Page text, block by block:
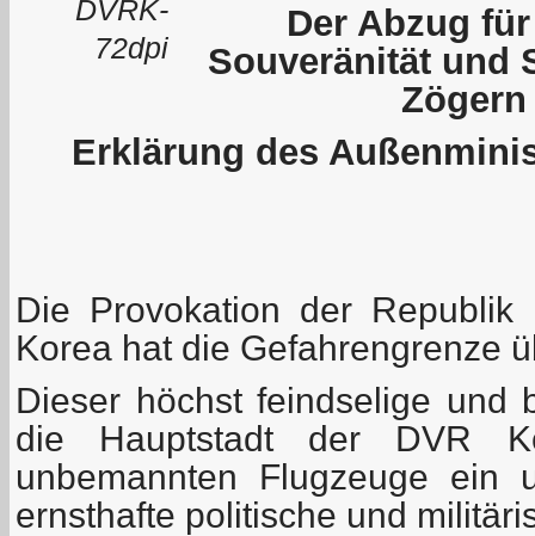
Der Abzug
Souveränität und
Erklärung des
Die Provokation der
Korea hat die Gefahrengrenze
Dieser höchst feindselige und
die Hauptstadt der DVR
unbemannten Flugzeuge ein
ernsthafte politische und